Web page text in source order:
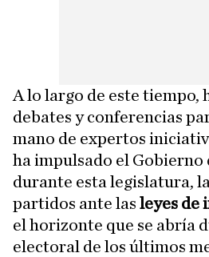
A lo largo de este tiempo,
debates y conferencias
mano de expertos
ha impulsado el Gobierno
durante esta legislatura,
partidos ante las leyes de
el horizonte que se abría
electoral de los últimos